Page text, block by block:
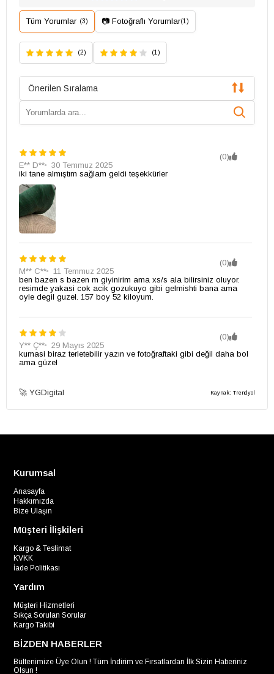
Tüm Yorumlar (3) 📷 Fotoğraflı Yorumlar(1)
(2) (1)
Önerilen Sıralama
(0)
E** D**
30 Temmuz 2025
iki tane almıştım sağlam geldi teşekkürler
(0)
M** C**
11 Temmuz 2025
ben bazen s bazen m giyinirim ama xs/s ala bilirsiniz oluyor.
resimde yakasi cok acik gozukuyo gibi gelmishti bana ama
oyle degil guzel. 157 boy 52 kiloyum.
(0)
Y** Ç**
29 Mayıs 2025
kumasi biraz terletebilir yazın ve fotoğraftaki gibi değil daha bol
ama güzel
🚀 YGDigital Kaynak: Trendyol
Kurumsal
Anasayfa
Hakkımızda
Bize Ulaşın
Müşteri İlişkileri
Kargo & Teslimat
KVKK
İade Politikası
Yardım
Müşteri Hizmetleri
Sıkça Sorulan Sorular
Kargo Takibi
BİZDEN HABERLER
Bültenimize Üye Olun ! Tüm İndirim ve Fırsatlardan İlk Sizin Haberiniz
Olsun !